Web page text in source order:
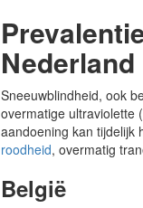
Nederland
Sneeuwblindheid, ook
overmatige ultraviolette
aandoening kan tijdelijk
roodheid, overmatig
België